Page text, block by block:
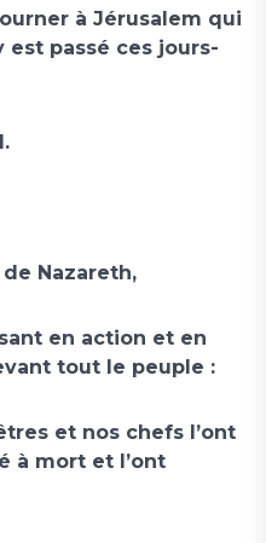
à Jérusalem qui
est passé ces jours-
Nazareth,
en action et en
tout le peuple :
et nos chefs l’ont
à mort et l’ont